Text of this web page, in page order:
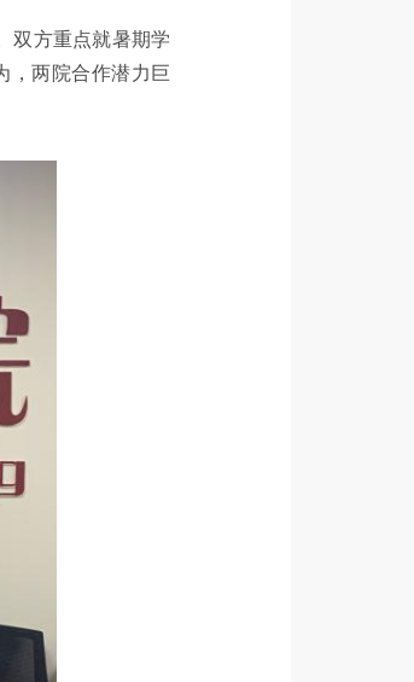
双方重点就暑期学
，两院合作潜力巨